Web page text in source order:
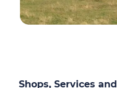
Shops, Services and